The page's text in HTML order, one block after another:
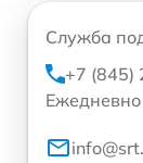
Служба
+7 (845)